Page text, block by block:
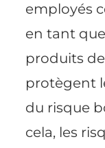
employés
en tant
produits
protègent
du risque
cela, les